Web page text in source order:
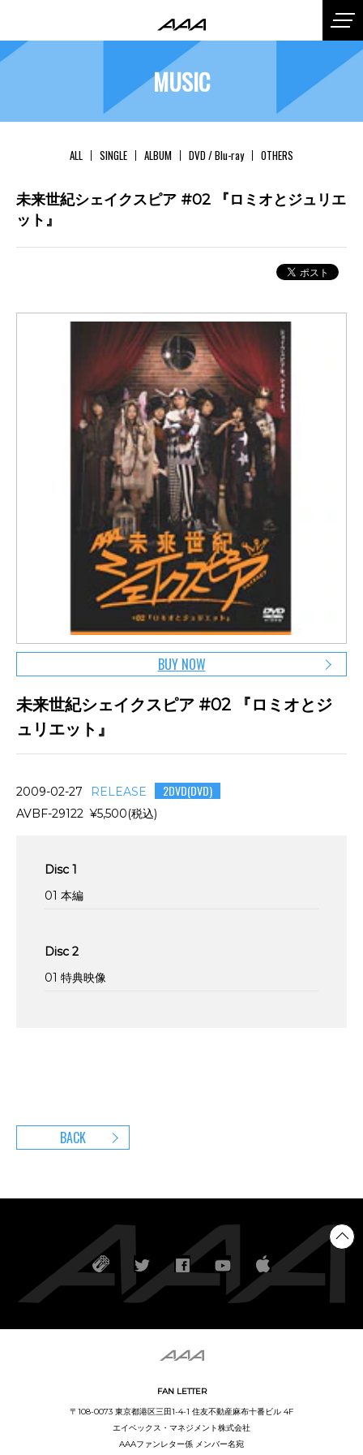
MUSIC
ALL SINGLE ALBUM DVD / Blu-ray OTHERS
未来世紀シェイクスピア #02 『ロミオとジュリエ
ット』
BUY NOW
未来世紀シェイクスピア #02 『ロミオとジ
ュリエット』
2009-02-27 RELEASE 2DVD(DVD)
AVBF-29122 ¥5,500(税込)
Disc 1
01 本編
Disc 2
01 特典映像
BACK
FAN LETTER
〒108-0073 東京都港区三田1-4-1 住友不動産麻布十番ビル 4F
エイベックス・マネジメント株式会社
AAAファンレター係 メンバー名宛